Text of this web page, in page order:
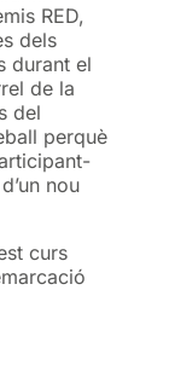
RED,
dels
durant el
de la
del
perquè
nou
curs